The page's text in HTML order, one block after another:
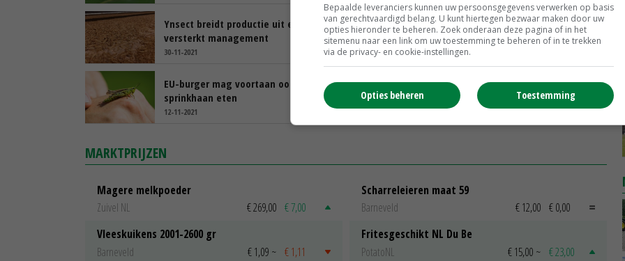
Ynsect breidt productie uit en
versterkt management
30-11-2021
Keukenafval en varkensmest goede
voedingsbron voor larven
22-11-2021
EU-burger mag voortaan ook
sprinkhaan eten
12-11-2021
Belgisch bedrijf gaat larven kweken
in oude pluimveestal
26-10-2021
MARKTPRIJZEN
Magere melkpoeder
Zuivel NL
€ 269,00 € 7,00
Vleeskuikens 2001-2600 gr
Barneveld
€ 1,09 ~ € 1,11
Scharreleieren maat 59
Barneveld
€ 12,00 € 0,00
Fritesgeschikt NL Du Be
PotatoNL
€ 15,00 ~ € 23,00
Bepaalde leveranciers kunnen uw persoonsgegevens verwerken op basis
van gerechtvaardigd belang. U kunt hiertegen bezwaar maken door uw
opties hieronder te beheren. Zoek onderaan deze pagina of in het
sitemenu naar een link om uw toestemming te beheren of in te trekken
via de privacy- en cookie-instellingen.
Toestemming
Opties beheren